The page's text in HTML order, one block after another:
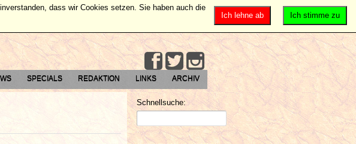
SPECIALS REDAKTION LINKS ARCHIV
Schnellsuche:
Ich stimme zu
Ich lehne ab
dass wir Cookies setzen. Sie haben auch die